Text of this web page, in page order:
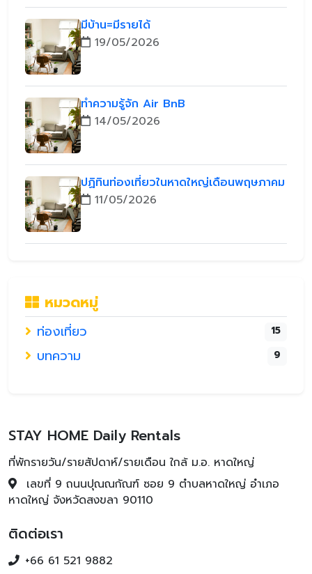
มีบ้าน=มีรายได้
19/05/2026
ทำความรู้จัก Air BnB
14/05/2026
ปฏิทินท่องเที่ยวในหาดใหญ่เดือนพฤษภาคม
11/05/2026
หมวดหมู่
ท่องเที่ยว 15
บทความ 9
STAY HOME Daily Rentals
ที่พักรายวัน/รายสัปดาห์/รายเดือน ใกล้ ม.อ. หาดใหญ่
เลขที่ 9 ถนนปุณณกัณฑ์ ซอย 9 ตำบลหาดใหญ่ อำเภอ
หาดใหญ่ จังหวัดสงขลา 90110
ติดต่อเรา
+66 61 521 9882